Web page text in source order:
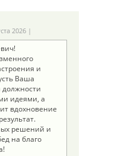
2026 |
и
Ваша
идеями, а
вдохновение
решений и
на благо